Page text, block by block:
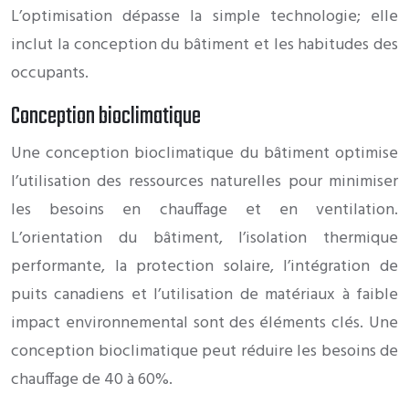
L’optimisation dépasse la simple technologie; elle
inclut la conception du bâtiment et les habitudes des
occupants.
Conception bioclimatique
Une conception bioclimatique du bâtiment optimise
l’utilisation des ressources naturelles pour minimiser
les besoins en chauffage et en ventilation.
L’orientation du bâtiment, l’isolation thermique
performante, la protection solaire, l’intégration de
puits canadiens et l’utilisation de matériaux à faible
impact environnemental sont des éléments clés. Une
conception bioclimatique peut réduire les besoins de
chauffage de 40 à 60%.